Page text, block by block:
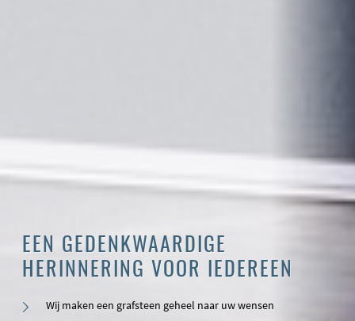
EEN GEDENKWAARDIGE
HERINNERING VOOR IEDEREEN
Wij maken een grafsteen geheel naar uw wensen